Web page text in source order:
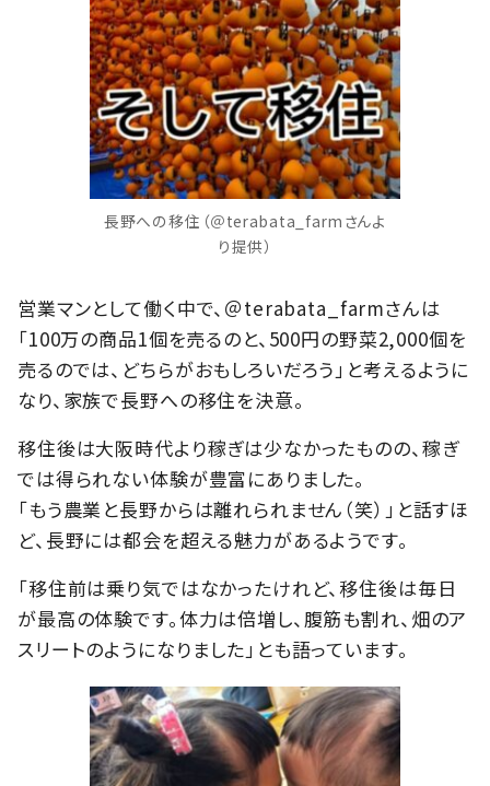
長野への移住（＠terabata_farmさんよ
り提供）
営業マンとして働く中で、＠terabata_farmさんは
「100万の商品1個を売るのと、500円の野菜2,000個を
売るのでは、どちらがおもしろいだろう」と考えるように
なり、家族で長野への移住を決意。
移住後は大阪時代より稼ぎは少なかったものの、稼ぎ
では得られない体験が豊富にありました。
「もう農業と長野からは離れられません（笑）」と話すほ
ど、長野には都会を超える魅力があるようです。
「移住前は乗り気ではなかったけれど、移住後は毎日
が最高の体験です。体力は倍増し、腹筋も割れ、畑のア
スリートのようになりました」とも語っています。